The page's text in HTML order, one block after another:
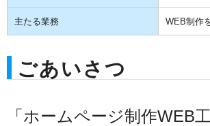
主たる業務 WEB制作
ごあいさつ
「ホームページ制作WEB